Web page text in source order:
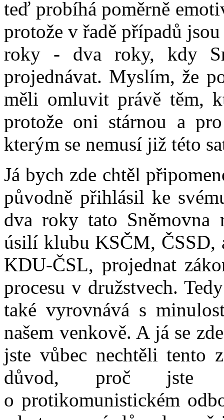
teď probíhá poměrně
protože v řadě případů
roky - dva roky, kdy
projednávat. Myslím, že
měli omluvit právě těm,
protože oni stárnou a
kterým se nemusí již této
Já bych zde chtěl
původně přihlásil ke
dva roky tato Sněmovna
úsilí klubu KSČM, ČSSD,
KDU-ČSL, projednat
procesu v družstvech.
také vyrovnává s
našem venkově. A já se
jste vůbec nechtěli tento
důvod, proč jste
o protikomunistickém